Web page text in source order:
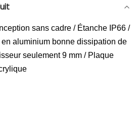
sans cadre / Étanche IP66 /
aluminium bonne dissipation de
seulement 9 mm / Plaque